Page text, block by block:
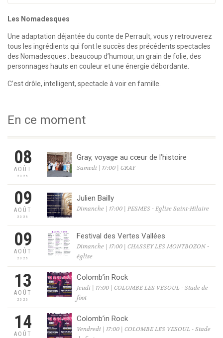
Les Nomadesques
Une adaptation déjantée du conte de Perrault, vous y retrouverez
tous les ingrédients qui font le succès des précédents spectacles
des Nomadesques : beaucoup d’humour, un grain de folie, des
personnages hauts en couleur et une énergie débordante.
C’est drôle, intelligent, spectacle à voir en famille.
En ce moment
08
AOÛT
2026
Gray, voyage au cœur de l’histoire
Samedi | 17:00 | GRAY
09
AOÛT
2026
Julien Bailly
Dimanche | 17:00 | PESMES - Eglise Saint-Hilaire
09
AOÛT
2026
Festival des Vertes Vallées
Dimanche | 17:00 | CHASSEY LES MONTBOZON -
église
13
AOÛT
2026
Colomb’in Rock
Jeudi | 17:00 | COLOMBE LES VESOUL - Stade de
foot
14
AOÛT
Colomb’in Rock
Vendredi | 17:00 | COLOMBE LES VESOUL - Stade